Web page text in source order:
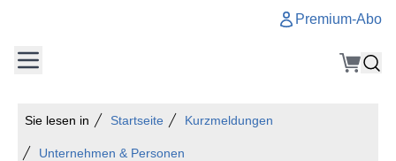
Premium-Abo
Sie lesen in Startseite Kurzmeldungen
Unternehmen & Personen